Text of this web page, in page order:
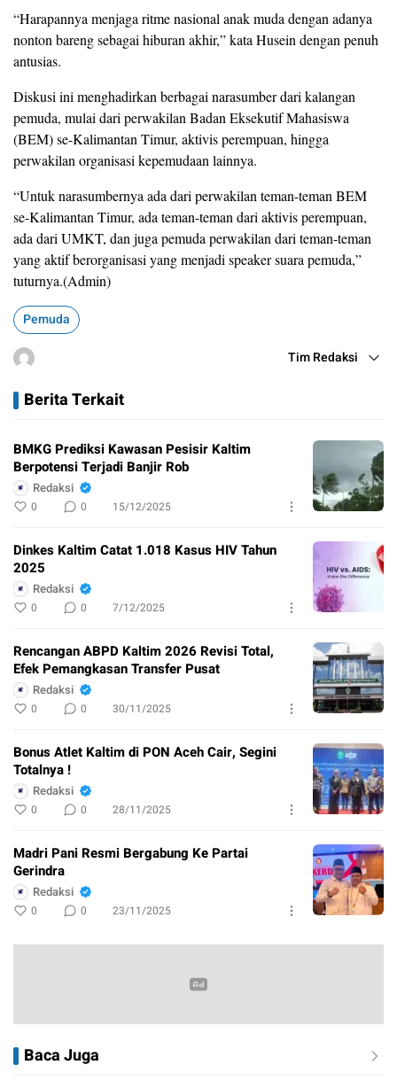
“Harapannya menjaga ritme nasional anak muda dengan adanya
nonton bareng sebagai hiburan akhir,” kata Husein dengan penuh
antusias.
Diskusi ini menghadirkan berbagai narasumber dari kalangan
pemuda, mulai dari perwakilan Badan Eksekutif Mahasiswa
(BEM) se-Kalimantan Timur, aktivis perempuan, hingga
perwakilan organisasi kepemudaan lainnya.
“Untuk narasumbernya ada dari perwakilan teman-teman BEM
se-Kalimantan Timur, ada teman-teman dari aktivis perempuan,
ada dari UMKT, dan juga pemuda perwakilan dari teman-teman
yang aktif berorganisasi yang menjadi speaker suara pemuda,”
tuturnya.(Admin)
Pemuda
Tim Redaksi
Berita Terkait
BMKG Prediksi Kawasan Pesisir Kaltim
Berpotensi Terjadi Banjir Rob
Redaksi
0 0 15/12/2025
Dinkes Kaltim Catat 1.018 Kasus HIV Tahun
2025
Redaksi
0 0 7/12/2025
Rencangan ABPD Kaltim 2026 Revisi Total,
Efek Pemangkasan Transfer Pusat
Redaksi
0 0 30/11/2025
Bonus Atlet Kaltim di PON Aceh Cair, Segini
Totalnya !
Redaksi
0 0 28/11/2025
Madri Pani Resmi Bergabung Ke Partai
Gerindra
Redaksi
0 0 23/11/2025
Baca Juga